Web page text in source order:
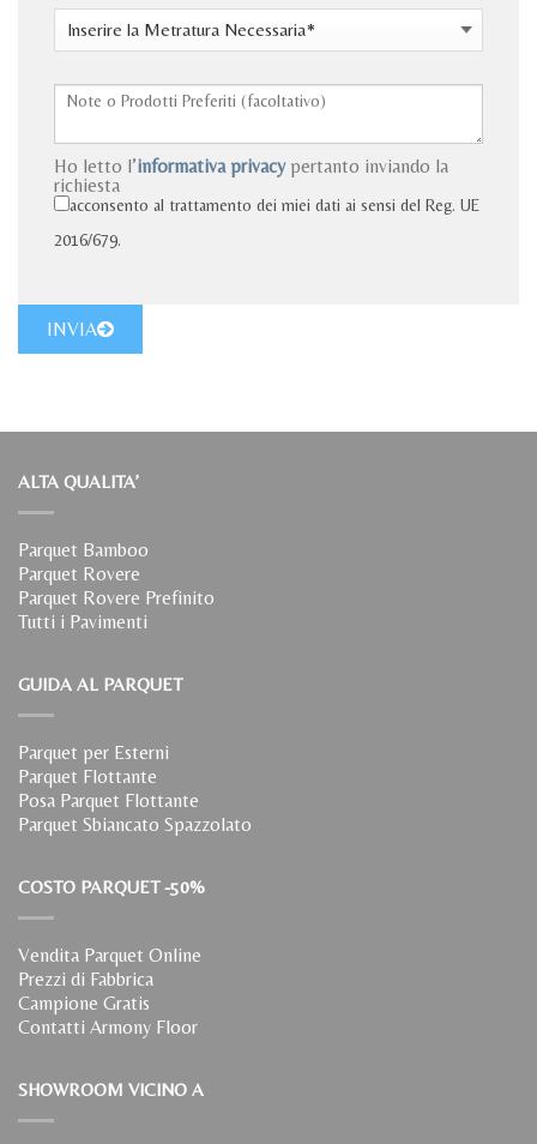
Ho letto l’informativa privacypertanto inviando la
richiesta
acconsento al trattamento dei miei dati ai sensi del Reg. UE
2016/679.
INVIA
ALTA QUALITA’
Parquet Bamboo
Parquet Rovere
Parquet Rovere Prefinito
Tutti i Pavimenti
GUIDA AL PARQUET
Parquet per Esterni
Parquet Flottante
Posa Parquet Flottante
Parquet Sbiancato Spazzolato
COSTO PARQUET -50%
Vendita Parquet Online
Prezzi di Fabbrica
Campione Gratis
Contatti Armony Floor
SHOWROOM VICINO A